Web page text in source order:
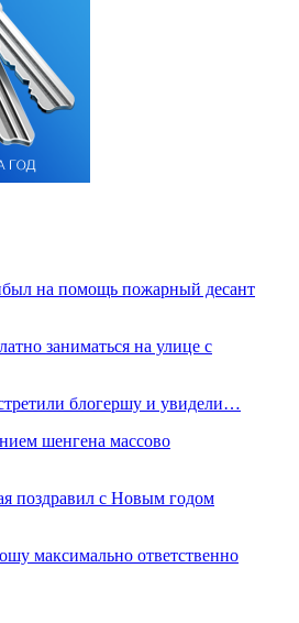
на помощь пожарный десант
заниматься на улице с
блогершу и увидели…
шенгена массово
поздравил с Новым годом
максимально ответственно